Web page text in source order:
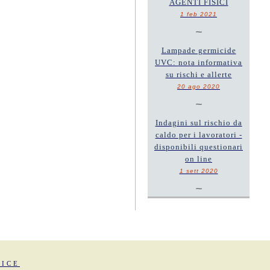
AGENTI FISICI
1 feb 2021
~
Lampade germicide
UVC: nota informativa
su rischi e allerte
20 ago 2020
~
Indagini sul rischio da
caldo per i lavoratori -
disponibili questionari
on line
1 sett 2020
~